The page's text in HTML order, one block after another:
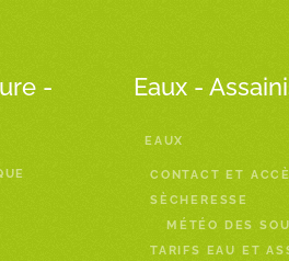
- Eaux -
EAUX
CONTACT ET
SÈCHERESSE
MÉTÉO DES
TARIFS EAU ET